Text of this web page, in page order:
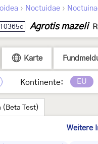
› Noctuidae ›
10365c Agrotis mazeli
Karte
Kontinente: EU
(Beta Test)
Weitere